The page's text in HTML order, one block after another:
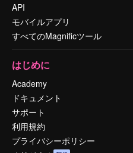
API
モバイルアプリ
すべてのMagnificツール
はじめに
Academy
ドキュメント
サポート
利用規約
プライバシーポリシー